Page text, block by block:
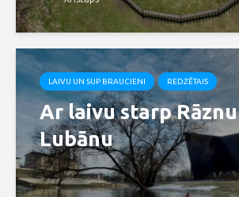
LAIVU UN SUP BRAUCIENI REDZĒTAIS
Ar laivu starp
Lubānu